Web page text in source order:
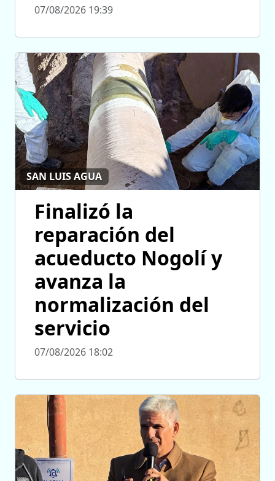
07/08/2026 19:39
SAN LUIS AGUA
Finalizó la
reparación del
acueducto Nogolí y
avanza la
normalización del
servicio
07/08/2026 18:02